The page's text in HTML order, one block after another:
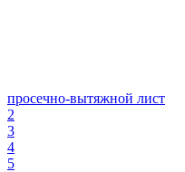
просечно-вытяжной лист
2
3
4
5